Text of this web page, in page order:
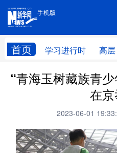
手机版
首页 学习进行时 高层
手机版
网
学习进行时 高层
财经
科技 科创
“青海玉树藏族青
在
2023-06-01